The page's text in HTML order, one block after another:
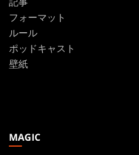
フォーマット
ルール
ポッドキャスト
壁紙
MAGIC